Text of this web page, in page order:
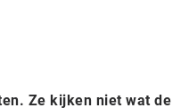
Ze kijken niet wat de